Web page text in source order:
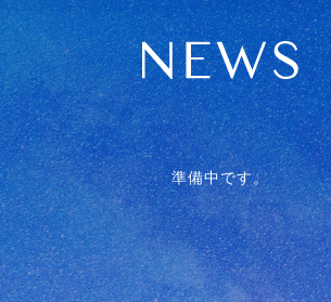
準備中です。